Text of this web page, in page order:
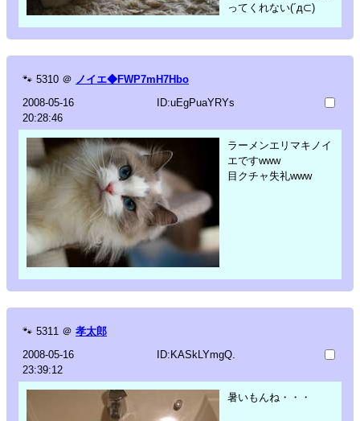
ってくれない(´д⊂)
🐾 5310 ＠ ノイエ◆FWP7mH7Hbo
2008-05-16
20:28:46
ID:uEgPuaYRYs
ラーメンエリマキノイ
エですwww
目クチャ失礼www
🐾 5311 ＠ 孝太郎
2008-05-16
23:39:12
ID:KASkLYmgQ.
暑いもんね・・・